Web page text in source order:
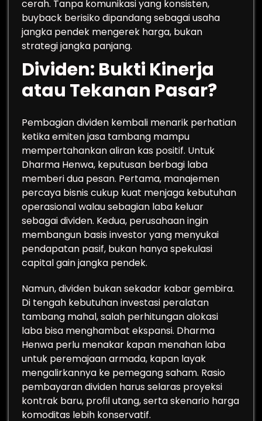
cerah. Tanpa komunikasi yang konsisten,
buyback berisiko dipandang sebagai usaha
jangka pendek mengerek harga, bukan
strategi jangka panjang.
Dividen: Bukti Kinerja
atau Tekanan Pasar?
Pembagian dividen kembali menarik perhatian
ketika emiten jasa tambang mampu
mempertahankan aliran kas positif. Untuk
Dharma Henwa, keputusan berbagi laba
memberi dua pesan. Pertama, manajemen
percaya bisnis cukup kuat menjaga kebutuhan
operasional walau sebagian laba keluar
sebagai dividen. Kedua, perusahaan ingin
membangun basis investor yang menyukai
pendapatan pasif, bukan hanya spekulasi
capital gain jangka pendek.
Namun, dividen bukan sekadar kabar gembira.
Di tengah kebutuhan investasi peralatan
tambang mahal, salah perhitungan alokasi
laba bisa menghambat ekspansi. Dharma
Henwa perlu menakar kapan menahan laba
untuk peremajaan armada, kapan layak
mengalirkannya ke pemegang saham. Rasio
pembayaran dividen harus selaras proyeksi
kontrak baru, profil utang, serta skenario harga
komoditas lebih konservatif.